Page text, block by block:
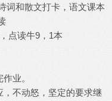
词和散文打卡，语文课本
点读牛9，1本
业。
不动怒，坚定的要求继